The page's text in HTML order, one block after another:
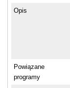
Opis
Powiązane
programy